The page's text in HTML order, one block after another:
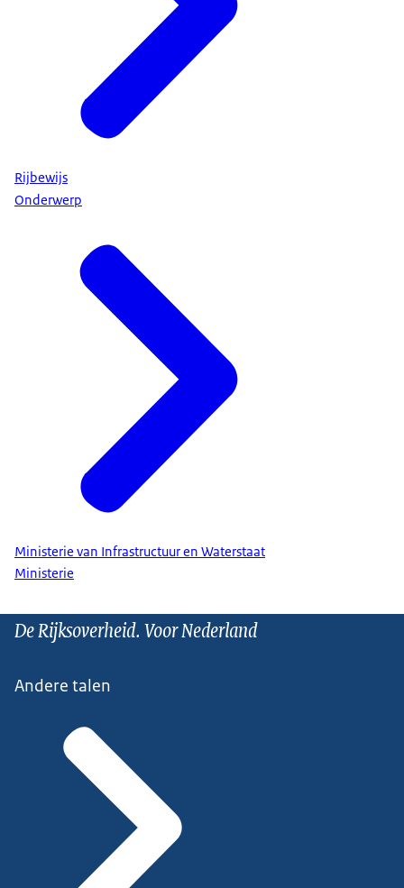
Rijbewijs
Onderwerp
Ministerie van Infrastructuur en Waterstaat
Ministerie
De Rijksoverheid. Voor Nederland
Andere talen